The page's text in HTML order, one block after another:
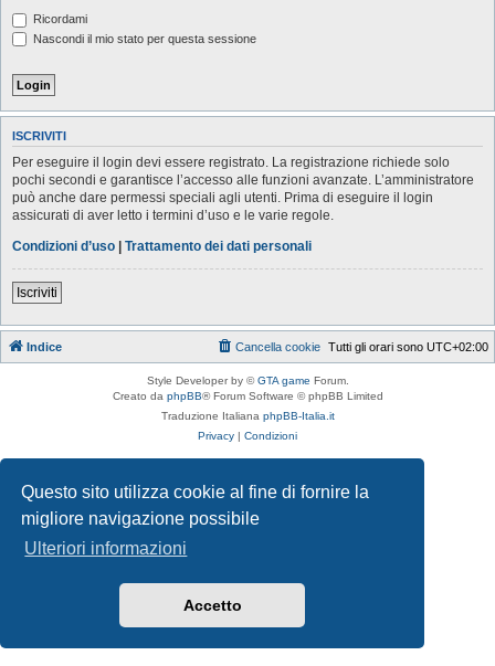
Questo sito utilizza cookie al fine di fornire la
migliore navigazione possibile
Ulteriori informazioni
Accetto
Ricordami
Nascondi il mio stato per questa sessione
ISCRIVITI
Per eseguire il login devi essere registrato. La registrazione richiede solo
pochi secondi e garantisce l’accesso alle funzioni avanzate. L’amministratore
può anche dare permessi speciali agli utenti. Prima di eseguire il login
assicurati di aver letto i termini d’uso e le varie regole.
Condizioni d’uso | Trattamento dei dati personali
Iscriviti
Indice Tutti gli orari sono UTC+02:00
Cancella cookie
Style Developer by ©GTA game Forum.
Creato da phpBB® Forum Software © phpBB Limited
Traduzione Italiana phpBB-Italia.it
Privacy | Condizioni